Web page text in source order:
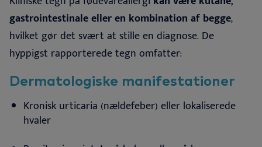
gastrointestinale eller en kombination af begge,
hvilket gør det svært at stille en diagnose. De
hyppigst rapporterede tegn omfatter:
Dermatologiske manifestationer
Kronisk urticaria (nældefeber) eller lokaliserede
hvaler